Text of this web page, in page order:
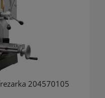
204570105